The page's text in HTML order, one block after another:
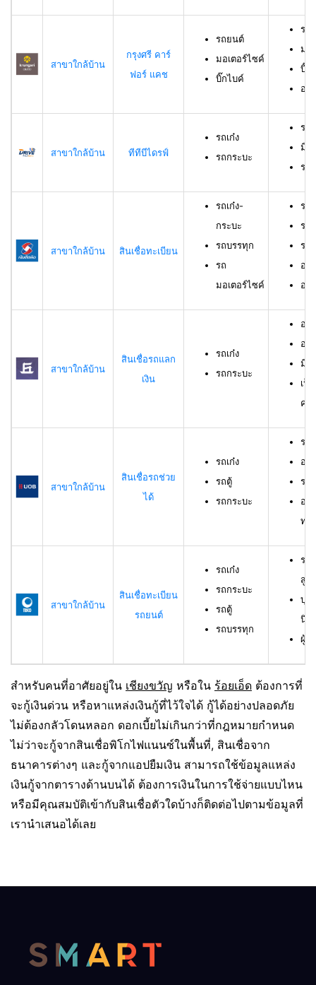
สาขาใกล้บ้าน
กรุงศรี คาร์
ฟอร์ แคช
รถยนต์
มอเตอร์ไซค์
บิ๊กไบค์
รถ
มอ
บิ๊ก
อา
สาขาใกล้บ้าน ทีทีบีไดรฟ์
รถเก๋ง
รถกระบะ
รถ
มีอ
รา
สาขาใกล้บ้าน สินเชื่อทะเบียน
รถเก๋ง-
กระบะ
รถบรรทุก
รถ
มอเตอร์ไซค์
รถ
รถ
รถ
อา
อา
สาขาใกล้บ้าน
สินเชื่อรถแลก
เงิน
รถเก๋ง
รถกระบะ
อา
อา
มีร
เป็
คร
สาขาใกล้บ้าน
สินเชื่อรถช่วย
ได้
รถเก๋ง
รถตู้
รถกระบะ
รถ
อา
รา
อา
ทด
สาขาใกล้บ้าน
สินเชื่อทะเบียน
รถยนต์
รถเก๋ง
รถกระบะ
รถตู้
รถบรรทุก
รถ
สูง
บุค
นิติ
ผู้กู้
สำหรับคนที่อาศัยอยู่ใน เชียงขวัญ หรือใน ร้อยเอ็ด ต้องการที่
จะกู้เงินด่วน หรือหาแหล่งเงินกู้ที่ไว้ใจได้ กู้ได้อย่างปลอดภัย
ไม่ต้องกลัวโดนหลอก ดอกเบี้ยไม่เกินกว่าที่กฎหมายกำหนด
ไม่ว่าจะกู้จากสินเชื่อพิโกไฟแนนซ์ในพื้นที่, สินเชื่อจาก
ธนาคารต่างๆ และกู้จากแอปยืมเงิน สามารถใช้ข้อมูลแหล่ง
เงินกู้จากตารางด้านบนได้ ต้องการเงินในการใช้จ่ายแบบไหน
หรือมีคุณสมบัติเข้ากับสินเชื่อตัวใดบ้างก็ติดต่อไปตามข้อมูลที่
เรานำเสนอได้เลย